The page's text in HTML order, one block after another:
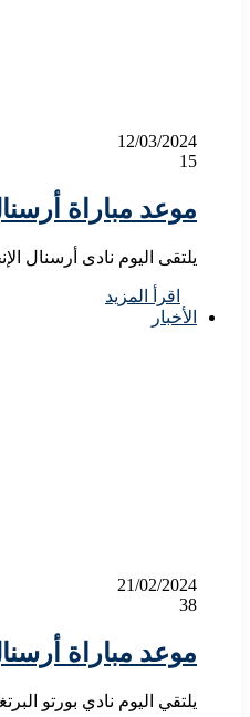
12/03/2024
15
موعد مباراة
يلتقى اليوم نادى أرسنال
اقرأ المزيد
الأخبار
21/02/2024
38
موعد مباراة
يلتقي اليوم نادي بورتو